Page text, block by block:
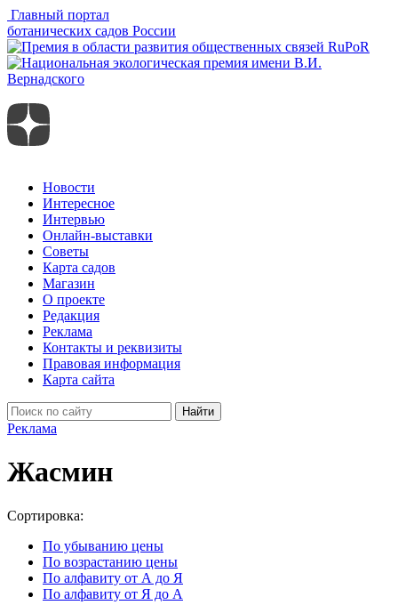
Главный портал
ботанических садов России
Новости
Интересное
Интервью
Онлайн-выставки
Советы
Карта садов
Магазин
О проекте
Редакция
Реклама
Контакты и реквизиты
Правовая информация
Карта сайта
Найти
Реклама
Жасмин
Сортировка:
По убыванию цены
По возрастанию цены
По алфавиту от А до Я
По алфавиту от Я до А